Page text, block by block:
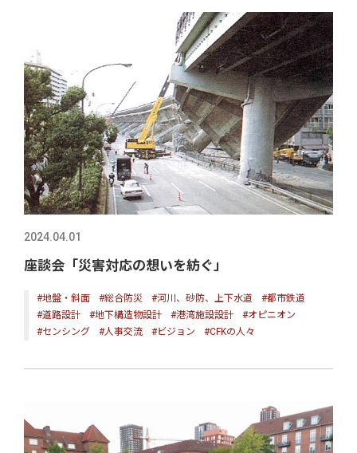
2024.04.01
座談会「災害対応の想いを紡ぐ」
#地盤・斜面 #総合防災 #河川、砂防、上下水道
#都市鉄道
#道路設計
#地下構造物設計 #港湾施設設計
#オピニオン
#センシング
#人事交流 #ビジョン #CFKの人々